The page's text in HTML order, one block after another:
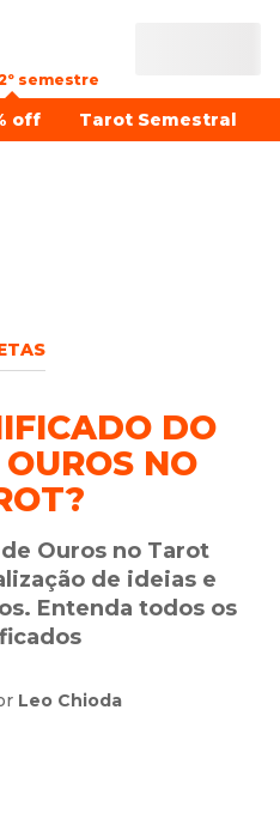
semestre
off Tarot Semestral
DO
NO
Ouros no Tarot
de ideias e
Entenda todos os
Leo Chioda